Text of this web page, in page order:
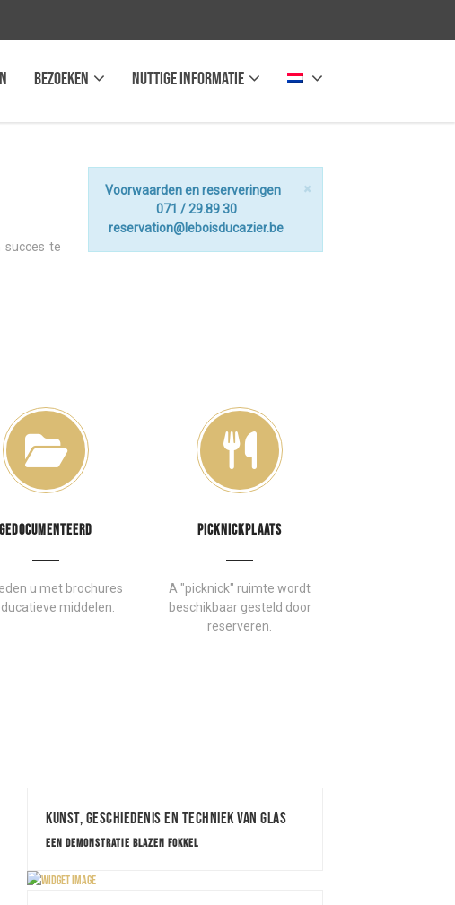
Bezoeken Nuttige informatie
succes te
×
Voorwaarden en reserveringen
071 / 29.89 30
reservation@leboisducazier.be
GEDOCUMENTEERD
u met brochures
middelen.
PICKNICKPLAATS
A "picknick" ruimte wordt
beschikbaar gesteld door
reserveren.
Kunst, geschiedenis en techniek van glas
EEN DEMONSTRATIE BLAZEN FOKKEL